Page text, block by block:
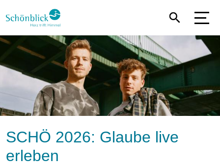
zum
SCHÖ 2026: Glaube live
erleben